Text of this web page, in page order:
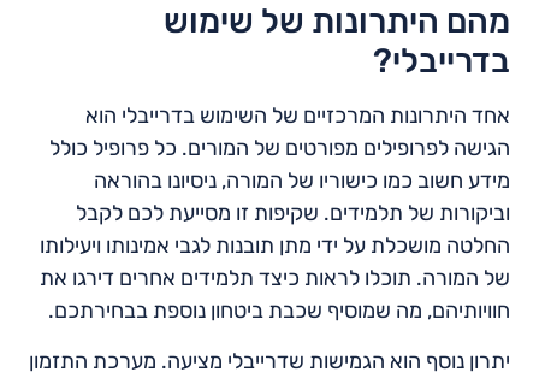
מהם היתרונות של שימוש
בדרייבלי?
אחד היתרונות המרכזיים של השימוש בדרייבלי הוא
הגישה לפרופילים מפורטים של המורים. כל פרופיל כולל
מידע חשוב כמו כישוריו של המורה, ניסיונו בהוראה
וביקורות של תלמידים. שקיפות זו מסייעת לכם לקבל
החלטה מושכלת על ידי מתן תובנות לגבי אמינותו ויעילותו
של המורה. תוכלו לראות כיצד תלמידים אחרים דירגו את
חוויותיהם, מה שמוסיף שכבת ביטחון נוספת בבחירתכם.
יתרון נוסף הוא הגמישות שדרייבלי מציעה. מערכת התזמון